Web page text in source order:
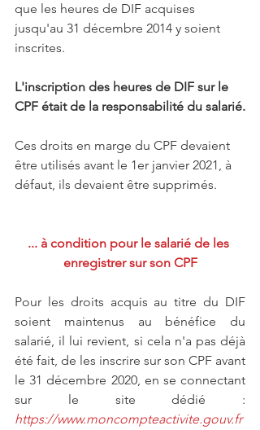
que les heures de DIF acquises
jusqu'au 31 décembre 2014 y soient
inscrites.
L'inscription des heures de DIF sur le
CPF était de la responsabilité du salarié.
Ces droits en marge du CPF devaient
être utilisés avant le 1er janvier 2021, à
défaut, ils devaient être supprimés.
... à condition pour le salarié de les
enregistrer sur son CPF
Pour les droits acquis au titre du DIF
soient maintenus au bénéfice du
salarié, il lui revient, si cela n'a pas déjà
été fait, de les inscrire sur son CPF avant
le 31 décembre 2020, en se connectant
sur le site dédié :
https://www.moncompteactivite.gouv.fr